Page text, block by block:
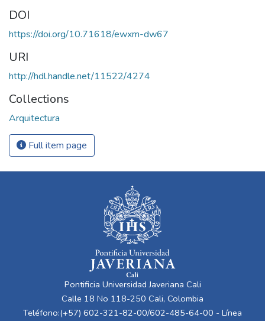
DOI
https://doi.org/10.71618/ewxm-dw67
URI
http://hdl.handle.net/11522/4274
Collections
Arquitectura
Full item page
Pontificia Universidad Javeriana Cali
Calle 18 No 118-250 Cali, Colombia
Teléfono:(+57) 602-321-82-00/602-485-64-00 - Línea